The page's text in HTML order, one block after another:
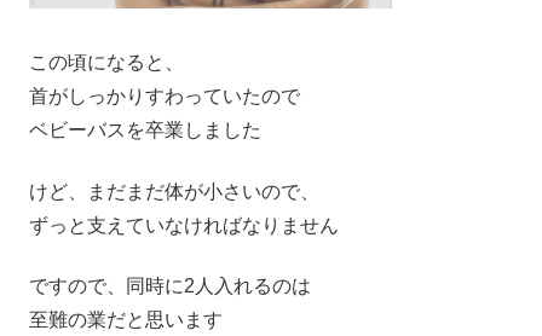
この頃になると、
首がしっかりすわっていたので
ベビーバスを卒業しました
けど、まだまだ体が小さいので、
ずっと支えていなければなりません
ですので、同時に2人入れるのは
至難の業だと思います